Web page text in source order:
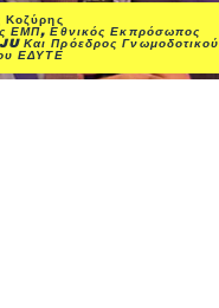
Κοζύρης
ΕΜΠ, Εθνικός Εκπρόσωπος
Και Πρόεδρος Γνωμοδοτικού
ΕΔΥΤΕ